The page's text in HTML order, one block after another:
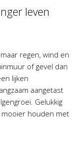
leven
regen, wind en
of gevel dan
lijken
aangetast
Gelukkig
houden met